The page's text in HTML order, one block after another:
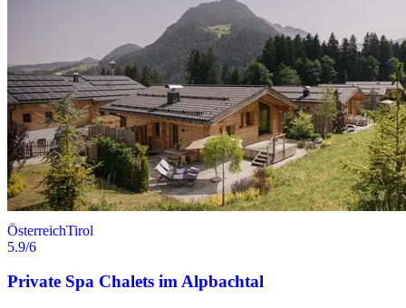
ÖsterreichTirol
5.9/6
Private Spa Chalets im Alpbachtal